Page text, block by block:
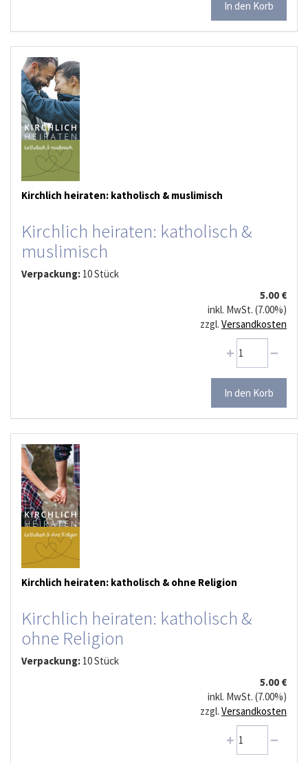
Kirchlich heiraten: katholisch & muslimisch
Kirchlich heiraten: katholisch &
muslimisch
Verpackung: 10 Stück
5.00 €
inkl. MwSt. (7.00%)
zzgl. Versandkosten
Kirchlich heiraten: katholisch & ohne Religion
Kirchlich heiraten: katholisch &
ohne Religion
Verpackung: 10 Stück
5.00 €
inkl. MwSt. (7.00%)
zzgl. Versandkosten